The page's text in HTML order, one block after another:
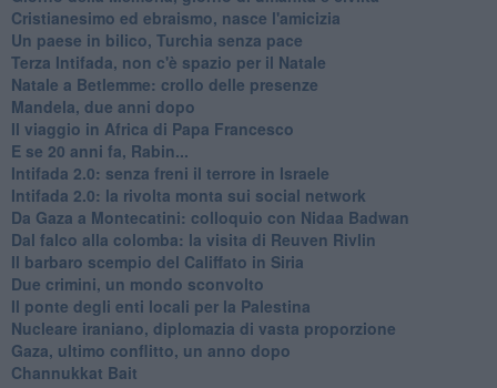
Cristianesimo ed ebraismo, nasce l'amicizia
Un paese in bilico, Turchia senza pace
Terza Intifada, non c'è spazio per il Natale
Natale a Betlemme: crollo delle presenze
Mandela, due anni dopo
Il viaggio in Africa di Papa Francesco
E se 20 anni fa, Rabin...
Intifada 2.0: senza freni il terrore in Israele
Intifada 2.0: la rivolta monta sui social network
Da Gaza a Montecatini: colloquio con Nidaa Badwan
Dal falco alla colomba: la visita di Reuven Rivlin
Il barbaro scempio del Califfato in Siria
Due crimini, un mondo sconvolto
Il ponte degli enti locali per la Palestina
Nucleare iraniano, diplomazia di vasta proporzione
Gaza, ultimo conflitto, un anno dopo
Channukkat Bait